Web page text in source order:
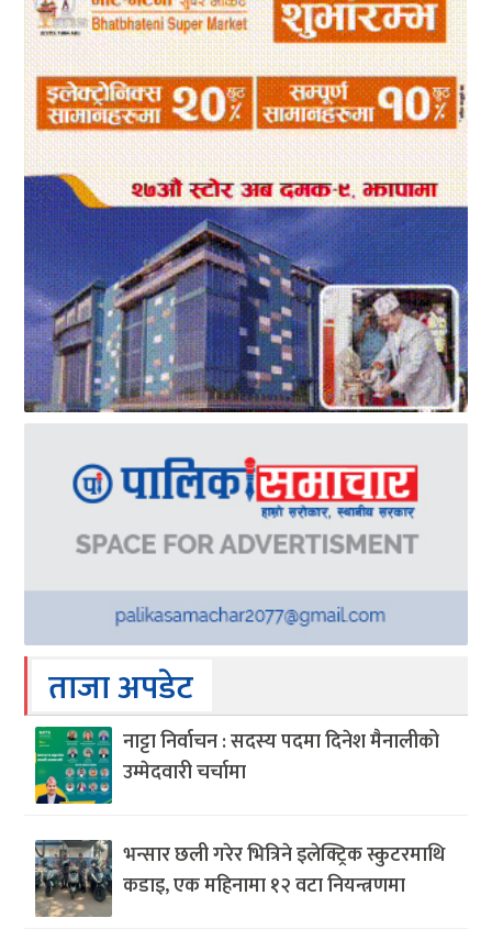
ताजा अपडेट
नाट्टा निर्वाचन : सदस्य पदमा दिनेश मैनालीको
उम्मेदवारी चर्चामा
भन्सार छली गरेर भित्रिने इलेक्ट्रिक स्कुटरमाथि
कडाइ, एक महिनामा १२ वटा नियन्त्रणमा